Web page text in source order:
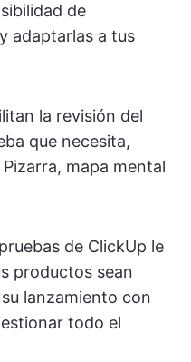
de
adaptarlas a tus
la revisión del
que necesita,
mapa mental
de ClickUp le
productos sean
lanzamiento con
todo el